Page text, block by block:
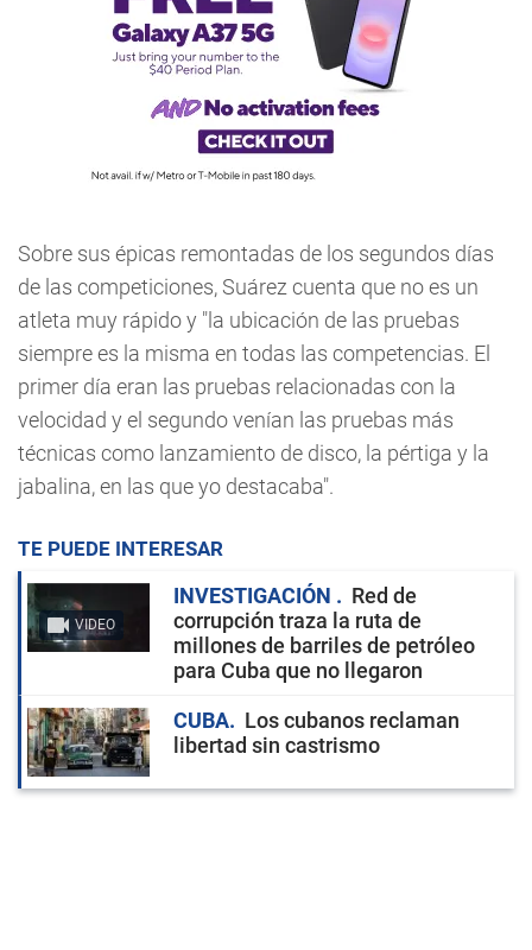
Sobre sus épicas remontadas de los segundos días
de las competiciones, Suárez cuenta que no es un
atleta muy rápido y "la ubicación de las pruebas
siempre es la misma en todas las competencias. El
primer día eran las pruebas relacionadas con la
velocidad y el segundo venían las pruebas más
técnicas como lanzamiento de disco, la pértiga y la
jabalina, en las que yo destacaba".
TE PUEDE INTERESAR
VIDEO
INVESTIGACIÓN
Red de
corrupción traza la ruta de
millones de barriles de petróleo
para Cuba que no llegaron
CUBA
Los cubanos reclaman
libertad sin castrismo